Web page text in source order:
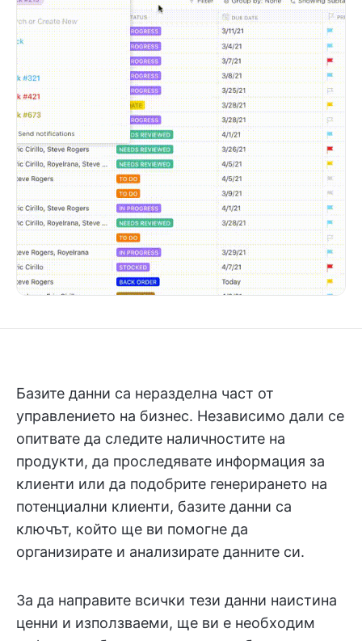
Базите данни са неразделна част от
управлението на бизнес. Независимо дали се
опитвате да следите наличностите на
продукти, да проследявате информация за
клиенти или да подобрите генерирането на
потенциални клиенти, базите данни са
ключът, който ще ви помогне да
организирате и анализирате данните си.
За да направите всички тези данни наистина
ценни и използваеми, ще ви е необходим